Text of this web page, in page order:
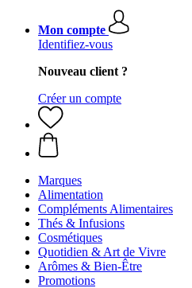
Mon compte
Identifiez-vous
Nouveau client ?
Créer un compte
Marques
Alimentation
Compléments Alimentaires
Thés & Infusions
Cosmétiques
Quotidien & Art de Vivre
Arômes & Bien-Être
Promotions